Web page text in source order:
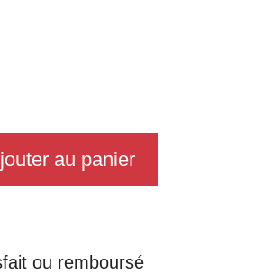
au panier
ou remboursé